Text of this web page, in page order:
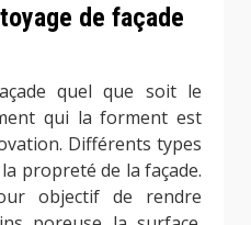
de façade
quel que soit le
qui la forment est
Différents types
propreté de la façade.
objectif de rendre